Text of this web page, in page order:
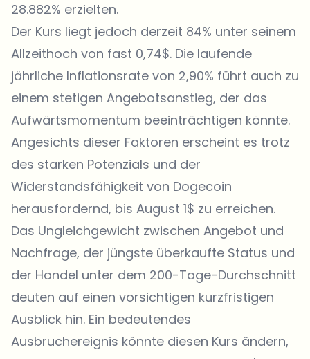
28.882% erzielten.
Der Kurs liegt jedoch derzeit 84% unter seinem
Allzeithoch von fast 0,74$. Die laufende
jährliche Inflationsrate von 2,90% führt auch zu
einem stetigen Angebotsanstieg, der das
Aufwärtsmomentum beeinträchtigen könnte.
Angesichts dieser Faktoren erscheint es trotz
des starken Potenzials und der
Widerstandsfähigkeit von Dogecoin
herausfordernd, bis August 1$ zu erreichen.
Das Ungleichgewicht zwischen Angebot und
Nachfrage, der jüngste überkaufte Status und
der Handel unter dem 200-Tage-Durchschnitt
deuten auf einen vorsichtigen kurzfristigen
Ausblick hin. Ein bedeutendes
Ausbruchereignis könnte diesen Kurs ändern,